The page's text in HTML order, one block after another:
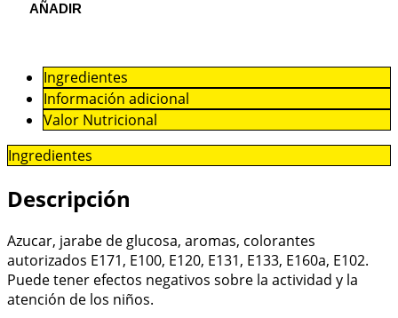
AÑADIR
Ingredientes
Información adicional
Valor Nutricional
Ingredientes
Descripción
Azucar, jarabe de glucosa, aromas, colorantes
autorizados E171, E100, E120, E131, E133, E160a, E102.
Puede tener efectos negativos sobre la actividad y la
atención de los niños.